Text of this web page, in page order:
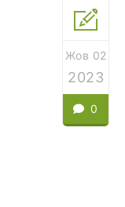
Жов 02
2023
0